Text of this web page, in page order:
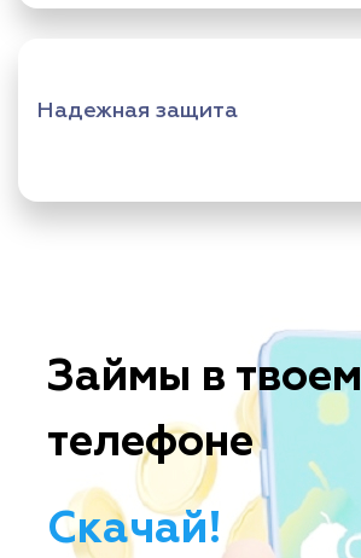
Надежная защита
Займы в твоем
телефоне
Скачай!